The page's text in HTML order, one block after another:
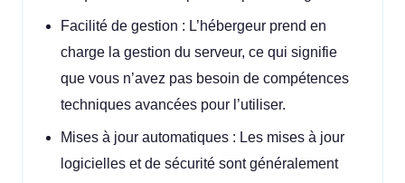
Facilité de gestion : L’hébergeur prend en
charge la gestion du serveur, ce qui signifie
que vous n’avez pas besoin de compétences
techniques avancées pour l’utiliser.
Mises à jour automatiques : Les mises à jour
logicielles et de sécurité sont généralement